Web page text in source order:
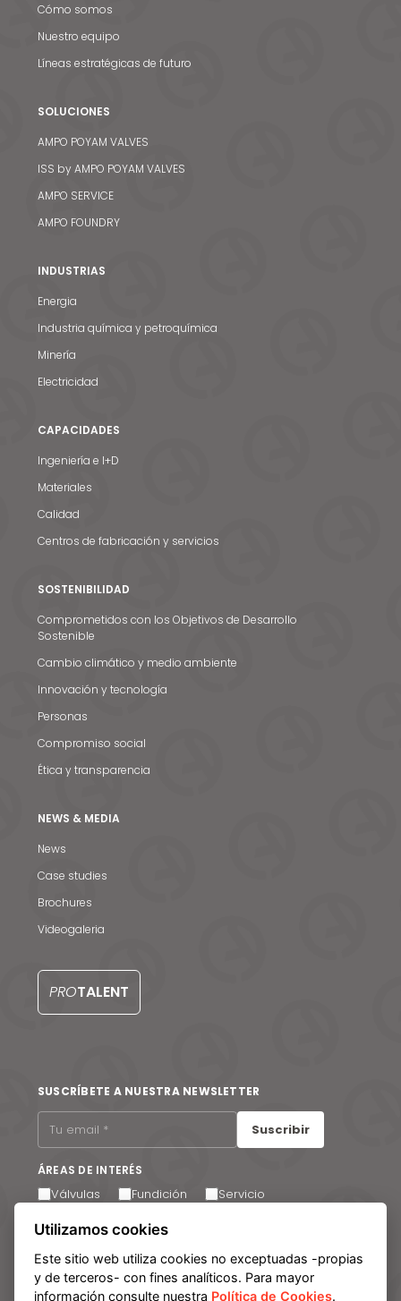
Noticias y medios
Contacto
Cómo somos
Nuestro equipo
Líneas estratégicas de futuro
SOLUCIONES
AMPO POYAM VALVES
ISS by AMPO POYAM VALVES
AMPO SERVICE
AMPO FOUNDRY
INDUSTRIAS
Energia
Industria química y petroquímica
Minería
Electricidad
CAPACIDADES
Ingeniería e I+D
Materiales
Calidad
Centros de fabricación y servicios
SOSTENIBILIDAD
Comprometidos con los Objetivos de Desarrollo
Sostenible
Cambio climático y medio ambiente
Innovación y tecnología
Personas
Compromiso social
Ética y transparencia
NEWS & MEDIA
News
Case studies
Brochures
Videogaleria
PROTALENT
SUSCRÍBETE A NUESTRA NEWSLETTER
Suscribir
ÁREAS DE INTERÉS
Válvulas Fundición Servicio
Acepto recibir comunicaciones por correo electrónico.
través del enlace que encontrará en el pie de página de
nuestros correos electrónicos.
Utilizamos cookies
Este sitio web utiliza cookies no exceptuadas -propias
y de terceros- con fines analíticos. Para mayor
información consulte nuestra Política de Cookies.